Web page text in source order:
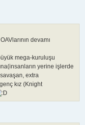
devamı
mega-kuruluşu
yerine işlerde
extra
kız (Knight